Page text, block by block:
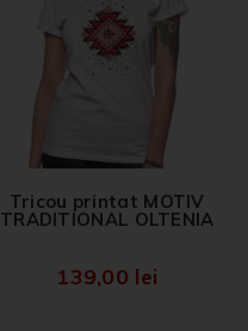
Tricou printat MOTIV
TRADITIONAL OLTENIA
139,00 lei